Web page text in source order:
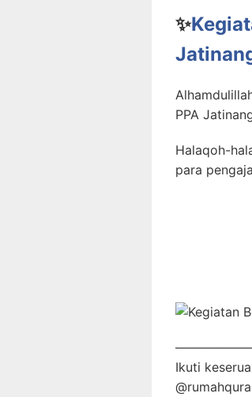
✨
PPA
Halaqoh-
para
Ikuti